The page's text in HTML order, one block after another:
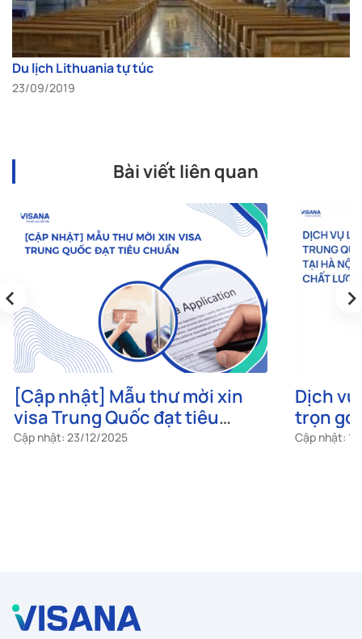
Du lịch Lithuania tự túc
23/09/2019
Bài viết liên quan
[Cập nhật] Mẫu thư mời xin
visa Trung Quốc đạt tiêu
chuẩn
Cập nhật: 23/12/2025
Dịch
trọn
chất
Cập nhật:
‹ ›